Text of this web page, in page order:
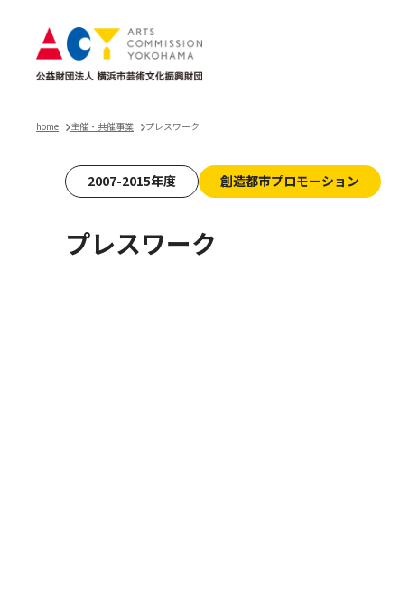
home 主催・共催事業 プレスワーク
2007-2015年度 創造都市プロモーション
プレスワーク